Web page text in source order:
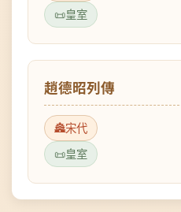
趙德昭列傳
宋代
皇室